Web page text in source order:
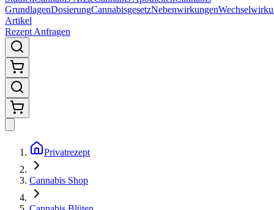
GrundlagenDosierungCannabisgesetzNebenwirkungen
Artikel
Rezept Anfragen
Privatrezept
Cannabis Shop